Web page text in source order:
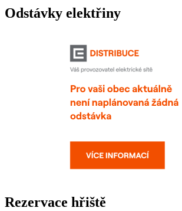
Odstávky elektřiny
Rezervace hřiště